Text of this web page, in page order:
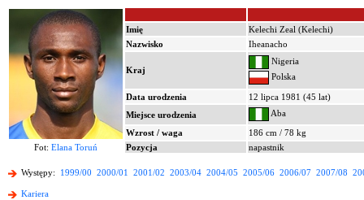
Imię
Kelechi Zeal (Kelechi)
Nazwisko
Iheanacho
Kraj
Nigeria
Polska
Data urodzenia
12 lipca 1981 (45 lat)
Miejsce urodzenia
Aba
Wzrost / waga
186 cm / 78 kg
Fot: Elana Toruń Pozycja napastnik
Występy: 1999/00 2000/01 2001/02 2003/04 2004/05 2005/06 2006/07 2007/08
Kariera